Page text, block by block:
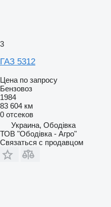
3
ГАЗ 5312
Цена по запросу
Бензовоз
1984
83 604 км
0 отсеков
Украина, Ободівка
ТОВ "Ободівка - Агро"
Связаться с продавцом